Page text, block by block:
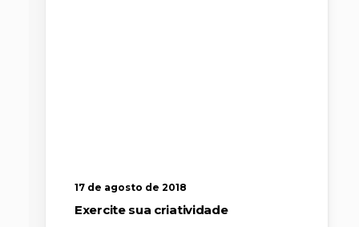
17 de agosto de 2018
Exercite sua criatividade